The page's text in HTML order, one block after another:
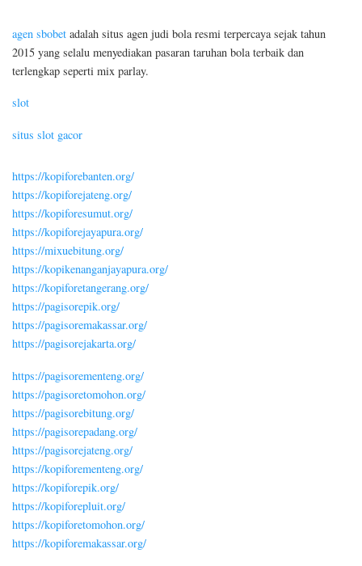
agen sbobet adalah situs agen judi bola resmi terpercaya sejak tahun
2015 yang selalu menyediakan pasaran taruhan bola terbaik dan
terlengkap seperti mix parlay.
slot
situs slot gacor
https://kopiforebanten.org/
https://kopiforejateng.org/
https://kopiforesumut.org/
https://kopiforejayapura.org/
https://mixuebitung.org/
https://kopikenanganjayapura.org/
https://kopiforetangerang.org/
https://pagisorepik.org/
https://pagisoremakassar.org/
https://pagisorejakarta.org/
https://pagisorementeng.org/
https://pagisoretomohon.org/
https://pagisorebitung.org/
https://pagisorepadang.org/
https://pagisorejateng.org/
https://kopiforementeng.org/
https://kopiforepik.org/
https://kopiforepluit.org/
https://kopiforetomohon.org/
https://kopiforemakassar.org/